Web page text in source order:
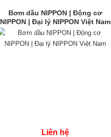
Bơm dầu NIPPON | Động cơ
NIPPON | Đại lý NIPPON Việt Nam
Liên hệ